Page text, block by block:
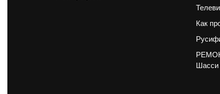
Как
Шасси